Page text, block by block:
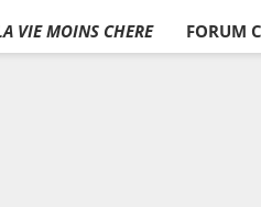
VIE MOINS CHERE FORUM